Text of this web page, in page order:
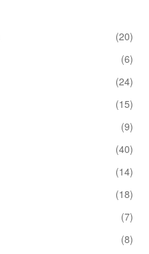
(20)
(6)
(24)
(15)
(9)
(40)
(14)
(18)
(7)
(8)